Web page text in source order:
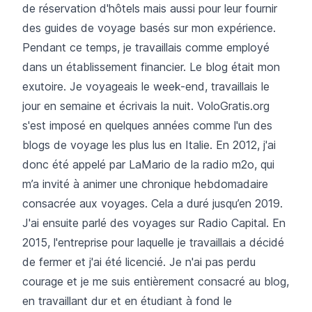
de réservation d'hôtels mais aussi pour leur fournir
des guides de voyage basés sur mon expérience.
Pendant ce temps, je travaillais comme employé
dans un établissement financier. Le blog était mon
exutoire. Je voyageais le week-end, travaillais le
jour en semaine et écrivais la nuit. VoloGratis.org
s'est imposé en quelques années comme l'un des
blogs de voyage les plus lus en Italie. En 2012, j'ai
donc été appelé par LaMario de la radio m2o, qui
m’a invité à animer une chronique hebdomadaire
consacrée aux voyages. Cela a duré jusqu’en 2019.
J'ai ensuite parlé des voyages sur Radio Capital. En
2015, l'entreprise pour laquelle je travaillais a décidé
de fermer et j'ai été licencié. Je n'ai pas perdu
courage et je me suis entièrement consacré au blog,
en travaillant dur et en étudiant à fond le